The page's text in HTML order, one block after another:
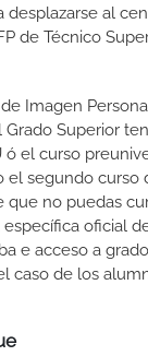
al
de Técnico
Imagen
Superior
el curso
segundo
que no puedas
oficial
e acceso a
caso de los